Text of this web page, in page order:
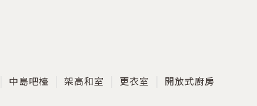
中島吧檯 架高和室 更衣室 開放式廚房